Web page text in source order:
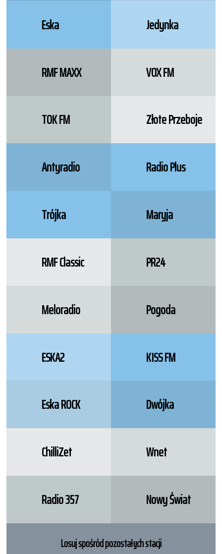
Eska Jedynka
RMF MAXX VOX FM
TOK FM Złote Przeboje
Antyradio Radio Plus
Trójka Maryja
RMF Classic PR24
Meloradio Pogoda
ESKA2 KISS FM
Eska ROCK Dwójka
ChilliZet Wnet
Radio 357 Nowy Świat
Losuj spośród pozostałych stacji